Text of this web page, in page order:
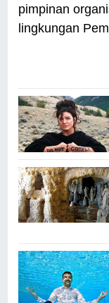
pimpinan
lingkungan